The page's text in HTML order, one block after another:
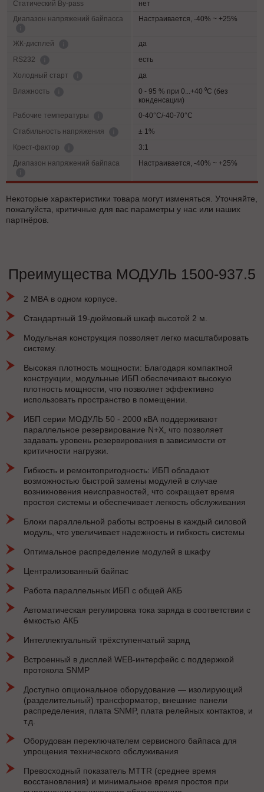
Статический By-pass
нет
Диапазон напряжений байпасса
Настраивается, -40% ~ +25%
ЖК-дисплей
да
RS232
есть
Холодный старт
да
Влажность
0 - 95 % при 0...+40 ⁰С (без
конденсации)
Рабочие температуры
0-40°C/-40-70°C
Cтабильность напряжения
± 1%
Крест-фактор
3:1
Диапазон напряжений байпаса
Настраивается, -40% ~ +25%
Некоторые характеристики товара могут изменяться. Уточняйте,
пожалуйста, критичные для вас параметры у нас или наших
партнёров.
Преимущества МОДУЛЬ 1500-937.5
2 МВА в одном корпусе.
Стандартный 19-дюймовый шкаф высотой 2 м.
Модульная конструкция позволяет легко масштабировать
систему.
Высокая плотность мощности: Благодаря компактной
конструкции, модульные ИБП обеспечивают высокую
плотность мощности, что позволяет эффективно
использовать пространство в помещении.
ИБП серии МОДУЛЬ 50 - 2000 кВА поддерживают
параллельное резервирование N+X, что позволяет
задавать уровень резервирования в зависимости от
критичности нагрузки.
Гибкость и ремонтопригодность: ИБП обладают
возможностью быстрой замены модулей в случае
возникновения неисправностей, что сокращает время
простоя системы и обеспечивает легкость обслуживания
Блоки параллельной работы встроены в каждый силовой
модуль, что увеличивает надежность и гибкость системы
Оптимальное распределение модулей в шкафу
Централизованный байпас
Работа параллельных ИБП с общей АКБ
Автоматическая регулировка тока заряда в соответствии с
ёмкостью АКБ
Интеллектуальный трёхступенчатый заряд
Встроенный в дисплей WEB-интерфейс с поддержкой
протокола SNMP
Доступно опциональное оборудование — изолирующий
(разделительный) трансформатор, внешние панели
распределения, плата SNMP, плата релейных контактов, и
т.д.
Оборудован переключателем сервисного байпаса для
упрощения технического обслуживания
Превосходный показатель MTTR (среднее время
восстановления) и минимальное время простоя при